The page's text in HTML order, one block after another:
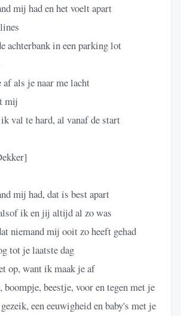
mij had en het voelt apart
achterbank in een parking lot
als je naar me lacht
mij
val te hard, al vanaf de start
mij had, dat is best apart
ik en jij altijd al zo was
niemand mij ooit zo heeft gehad
tot je laatste dag
op, want ik maak je af
beestje, voor en tegen met je
een eeuwigheid en baby's met je